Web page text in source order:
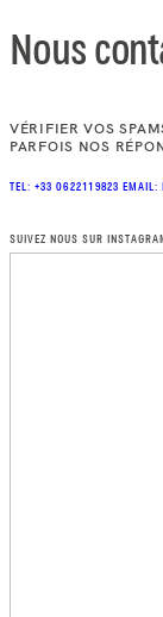
Nous
VÉRIFIER VOS
PARFOIS NOS
TEL: +33 0622119823 EMAIL:
SUIVEZ NOUS SUR